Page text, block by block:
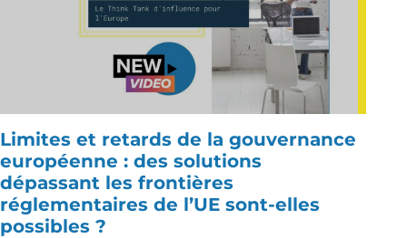
Limites et retards de la gouvernance
européenne : des solutions
dépassant les frontières
réglementaires de l’UE sont-elles
possibles ?